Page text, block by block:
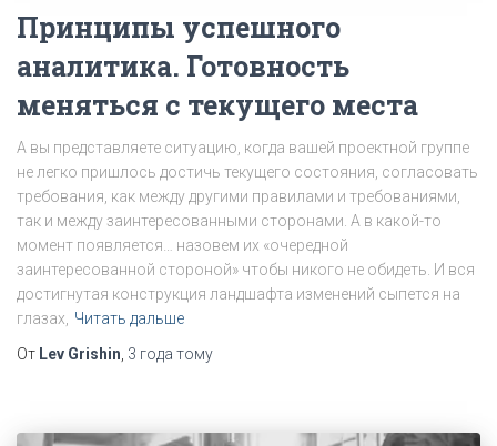
Принципы успешного
аналитика. Готовность
меняться с текущего места
А вы представляете ситуацию, когда вашей проектной группе
не легко пришлось достичь текущего состояния, согласовать
требования, как между другими правилами и требованиями,
так и между заинтересованными сторонами. А в какой-то
момент появляется… назовем их «очередной
заинтересованной стороной» чтобы никого не обидеть. И вся
достигнутая конструкция ландшафта изменений сыпется на
глазах,
Читать дальше
От Lev Grishin 3 года тому